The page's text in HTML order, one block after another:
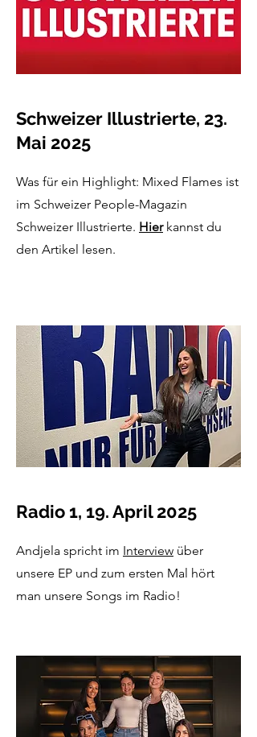
Schweizer Illustrierte, 23.
Mai 2025
Was für ein Highlight: Mixed Flames ist
im Schweizer People-Magazin
Schweizer Illustrierte. Hierkannst du
den Artikel lesen.
Radio 1, 19. April 2025
Andjela spricht im Interview über
unsere EP und zum ersten Mal hört
man unsere Songs im Radio!